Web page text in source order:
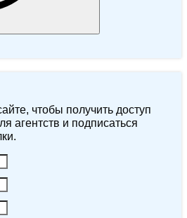
чтобы получить доступ
агентств и подписаться